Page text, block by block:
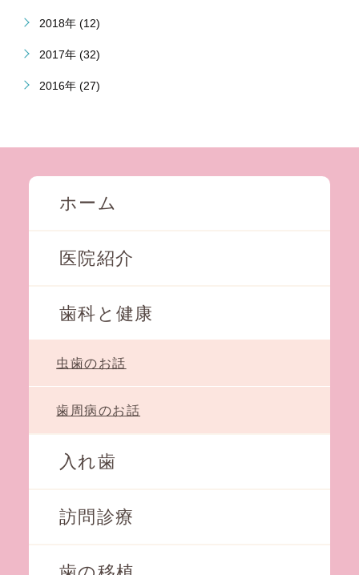
2018年 (12)
2017年 (32)
2016年 (27)
ホーム
医院紹介
歯科と健康
虫歯のお話
歯周病のお話
入れ歯
訪問診療